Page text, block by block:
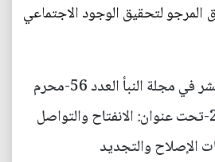
المرجو لتحقيق الوجود الاجتماعي
* مقتطف من مقال نشر في مجلة النبأ العدد 56-محرم
1422/نيسان 2001-تحت عنوان: الانفتاح والتواصل
الإصلاح والتجديد